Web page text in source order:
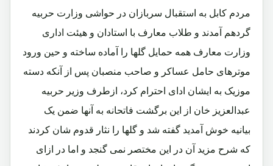
مردم کابل به استقبال سربازان در حواشی وزارت حربیه
گردهم آمدند و طلاب معارف با استادان و هیئت اداری
وزارت معارف همه حمایل گلها را آماده ساخته و حین ورود
موترهای حامل عساکر و صاحب منصبان پس از آنکه دسته
موزیک به ایشان ادای احترام کرد، ازطرف وزیر حربیه
عبدالعزیز خان از این برگشت فاتحانه به آنها ضمن یک
بیانیه خوش آمدید گفته شد و گلها را نثار قدوم شان کردند
که شرح مزید آن در این مختصر نمی گنجد و اما در ازای